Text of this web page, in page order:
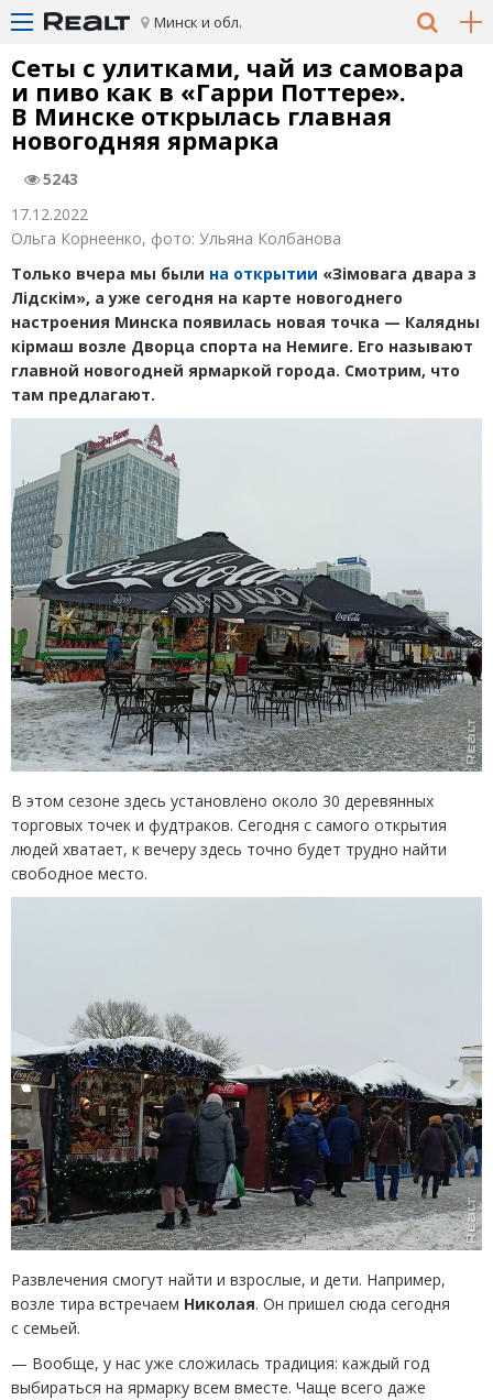
Минск и обл.
Сеты с улитками, чай из самовара
и пиво как в «Гарри Поттере».
В Минске открылась главная
новогодняя ярмарка
5243
17.12.2022
Ольга Корнеенко, фото: Ульяна Колбанова
Только вчера мы были на открытии «Зімовага двара з
Лідскім», а уже сегодня на карте новогоднего
настроения Минска появилась новая точка — Калядны
кірмаш возле Дворца спорта на Немиге. Его называют
главной новогодней ярмаркой города. Смотрим, что
там предлагают.
В этом сезоне здесь установлено около 30 деревянных
торговых точек и фудтраков. Сегодня с самого открытия
людей хватает, к вечеру здесь точно будет трудно найти
свободное место.
Развлечения смогут найти и взрослые, и дети. Например,
возле тира встречаем Николая. Он пришел сюда сегодня
с семьей.
— Вообще, у нас уже сложилась традиция: каждый год
выбираться на ярмарку всем вместе. Чаще всего даже